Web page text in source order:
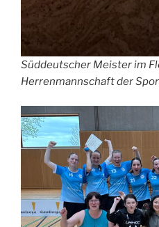
Süddeutscher Meister im
Herrenmannschaft der